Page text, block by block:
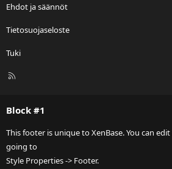
Ehdot ja säännöt
Tietosuojaseloste
Tuki
R
Block #1
This footer is unique to XenBase. You can
going to
Style Properties -> Footer.